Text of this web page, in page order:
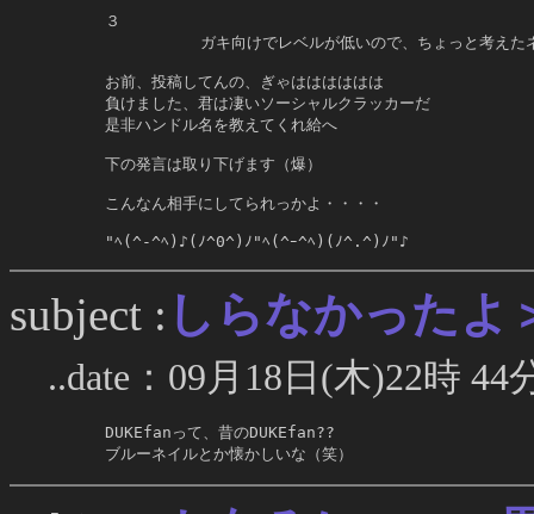
     ３
ガキ向けでレベルが低いので、ちょっと考えた
     お前、投稿してんの、ぎゃはははははは
     負けました、君は凄いソーシャルクラッカーだ
     是非ハンドル名を教えてくれ給へ
     下の発言は取り下げます（爆）
     こんなん相手にしてられっかよ・・・・
     "ﾍ(^-^ﾍ)♪(ﾉ^0^)ﾉ"ﾍ(^ｰ^ﾍ)(ﾉ^.^)ﾉ"♪
subject : しらなかったよ
..date：09月18日(木)22時 44
     DUKEfanって、昔のDUKEfan??
     ブルーネイルとか懐かしいな（笑）